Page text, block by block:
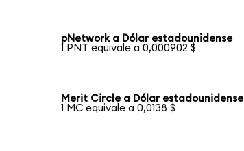
pNetwork a Dólar estadounidense
1 PNT equivale a 0,000902 $
Merit Circle a Dólar estadounidense
1 MC equivale a 0,0138 $